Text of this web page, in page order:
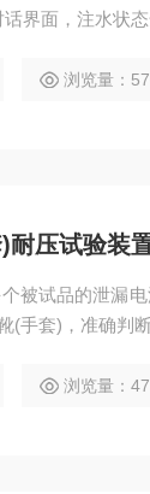
界面，注水状
浏览量：
耐压试验装
被试品的泄漏
(手套)，准确判
浏览量：